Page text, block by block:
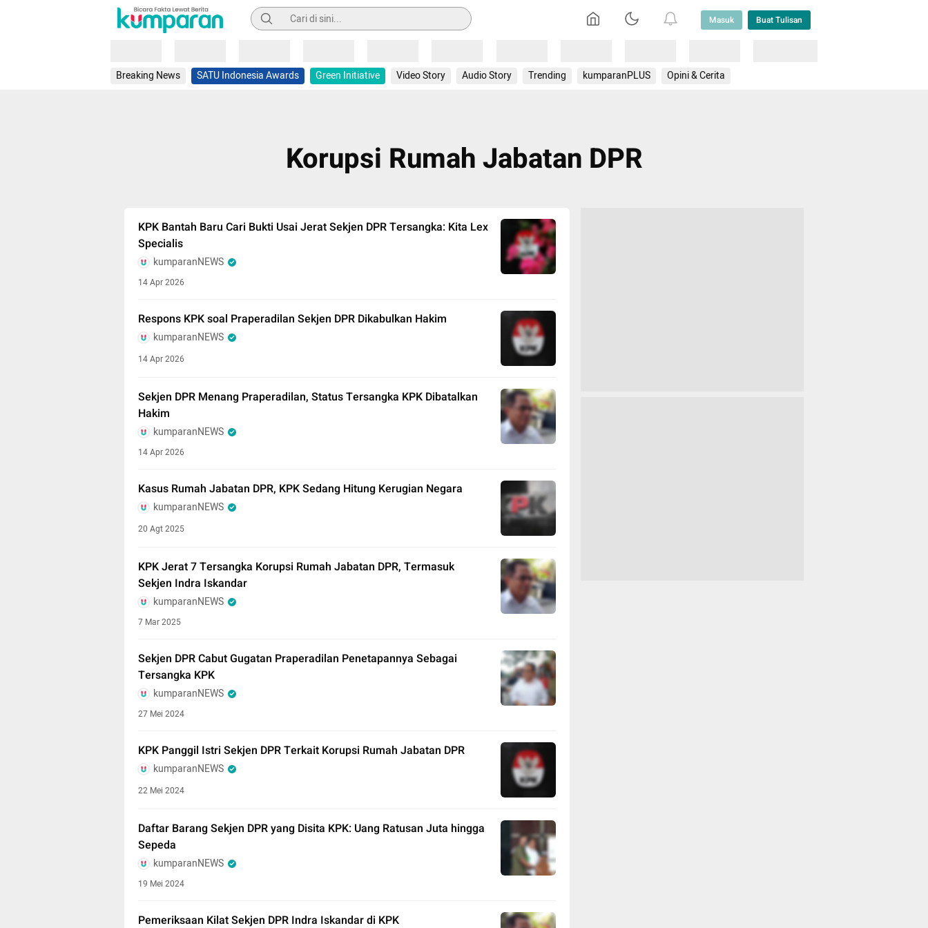
Pencarian Masuk Buat Tulisan
Breaking News SATU Indonesia Awards Green Initiative Video Story Audio Story Trending kumparanPLUS Opini & Cerita
Korupsi Rumah Jabatan DPR
KPK Bantah Baru Cari Bukti Usai Jerat Sekjen DPR Tersangka: Kita Lex
Specialis
kumparanNEWS
14 Apr 2026
Respons KPK soal Praperadilan Sekjen DPR Dikabulkan Hakim
kumparanNEWS
14 Apr 2026
Sekjen DPR Menang Praperadilan, Status Tersangka KPK Dibatalkan
Hakim
kumparanNEWS
14 Apr 2026
Kasus Rumah Jabatan DPR, KPK Sedang Hitung Kerugian Negara
kumparanNEWS
20 Agt 2025
KPK Jerat 7 Tersangka Korupsi Rumah Jabatan DPR, Termasuk
Sekjen Indra Iskandar
kumparanNEWS
7 Mar 2025
Sekjen DPR Cabut Gugatan Praperadilan Penetapannya Sebagai
Tersangka KPK
kumparanNEWS
27 Mei 2024
KPK Panggil Istri Sekjen DPR Terkait Korupsi Rumah Jabatan DPR
kumparanNEWS
22 Mei 2024
Daftar Barang Sekjen DPR yang Disita KPK: Uang Ratusan Juta hingga
Sepeda
kumparanNEWS
19 Mei 2024
Pemeriksaan Kilat Sekjen DPR Indra Iskandar di KPK